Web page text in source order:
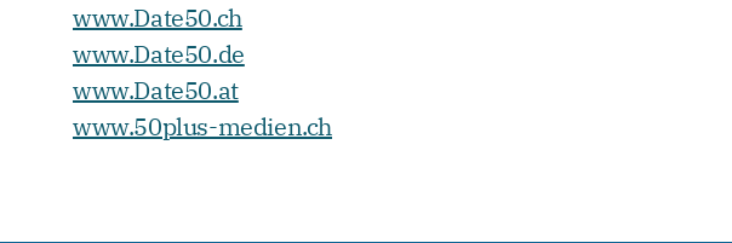
www.Date50.ch
www.Date50.de
www.Date50.at
www.50plus-medien.ch